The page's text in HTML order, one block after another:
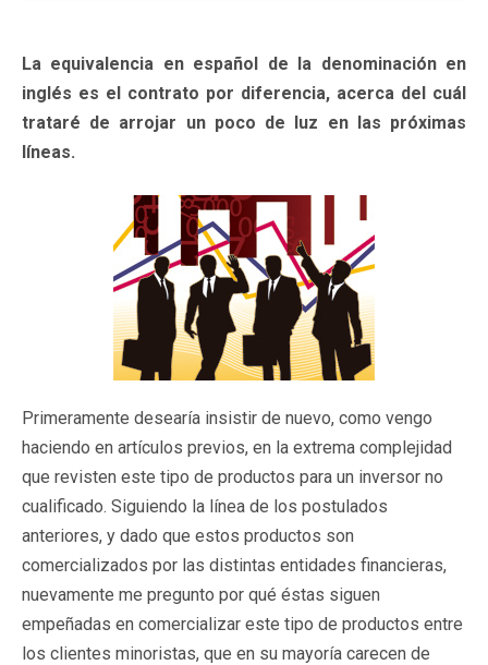
La equivalencia en español de la denominación en
inglés es el contrato por diferencia, acerca del cuál
trataré de arrojar un poco de luz en las próximas
líneas.
Primeramente desearía insistir de nuevo, como vengo
haciendo en artículos previos, en la extrema complejidad
que revisten este tipo de productos para un inversor no
cualificado. Siguiendo la línea de los postulados
anteriores, y dado que estos productos son
comercializados por las distintas entidades financieras,
nuevamente me pregunto por qué éstas siguen
empeñadas en comercializar este tipo de productos entre
los clientes minoristas, que en su mayoría carecen de